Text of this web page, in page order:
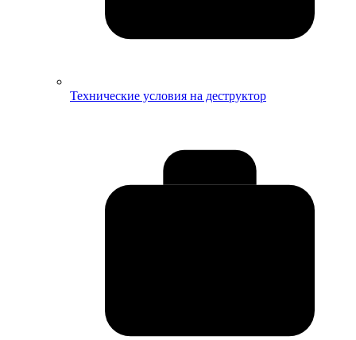
Технические условия на деструктор